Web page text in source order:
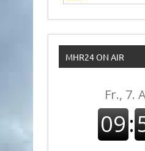
MHR24 ON AIR